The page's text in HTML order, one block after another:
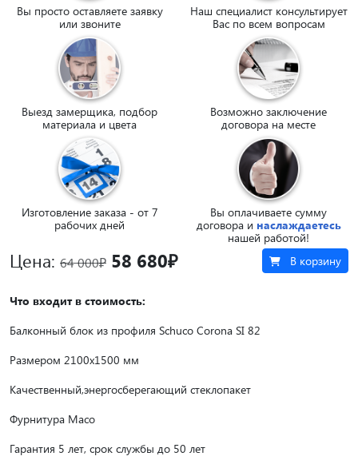
Вы просто оставляете заявку
или звоните
Наш специалист консультирует
Вас по всем вопросам
Выезд замерщика, подбор
материала и цвета
Возможно заключение
договора на месте
Изготовление заказа - от 7
рабочих дней
Вы оплачиваете сумму
договора и наслаждаетесь
нашей работой!
Цена: 64 000₽ 58 680₽ В корзину
Что входит в стоимость:
Балконный блок из профиля Schuco Corona SI 82
Размером 2100х1500 мм
Качественный,энергосберегающий стеклопакет
Фурнитура Maco
Гарантия 5 лет, срок службы до 50 лет